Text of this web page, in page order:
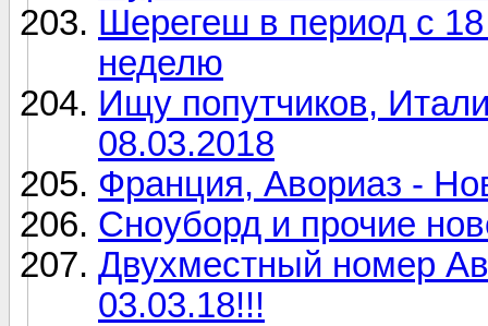
Шерегеш в период с
неделю
Ищу попутчиков,
08.03.2018
Франция, Авориаз -
Сноуборд и прочие
Двухместный номер
03.03.18!!!